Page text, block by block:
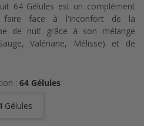
64 Gélules est un complément
faire face à l'inconfort de la
de nuit grâce à son mélange
Valériane, Mélisse) et de
: 64 Gélules
Gélules